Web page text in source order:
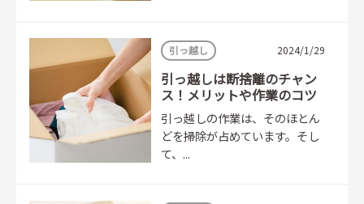
引っ越し 2024/1/29
引っ越しは断捨離のチャン
ス！メリットや作業のコツ
を解説
引っ越しの作業は、そのほとん
どを掃除が占めています。そし
て、...